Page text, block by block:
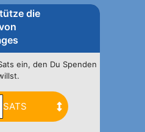
die
ein, den Du Spenden